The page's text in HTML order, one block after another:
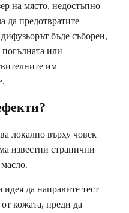
на място, недостъпно
да предотвратите
бъде съборен,
или
им
локално върху човек
известни странични
да направите тест
кожата, преди да